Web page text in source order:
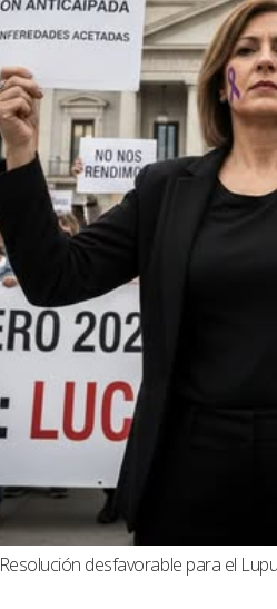
Resolución desfavorable para el